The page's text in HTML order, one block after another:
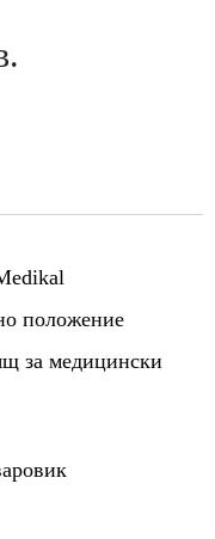
положение
за медицински